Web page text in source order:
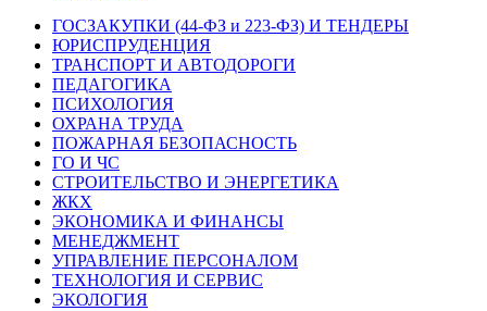
ГОСЗАКУПКИ (44-ФЗ и 223-ФЗ) И ТЕНДЕРЫ
ЮРИСПРУДЕНЦИЯ
ТРАНСПОРТ И АВТОДОРОГИ
ПЕДАГОГИКА
ПСИХОЛОГИЯ
ОХРАНА ТРУДА
ПОЖАРНАЯ БЕЗОПАСНОСТЬ
ГО И ЧС
СТРОИТЕЛЬСТВО И ЭНЕРГЕТИКА
ЖКХ
ЭКОНОМИКА И ФИНАНСЫ
МЕНЕДЖМЕНТ
УПРАВЛЕНИЕ ПЕРСОНАЛОМ
ТЕХНОЛОГИЯ И СЕРВИС
ЭКОЛОГИЯ